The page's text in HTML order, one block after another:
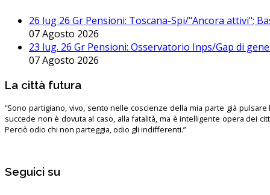
26 lug 26 Gr Pensioni: Toscana-Spi/"Ancora attivi";
07 Agosto 2026
23 lug. 26 Gr Pensioni: Osservatorio Inps/Gap di
07 Agosto 2026
La città futura
“Sono partigiano, vivo, sento nelle coscienze della mia parte già pulsare
succede non è dovuta al caso, alla fatalità, ma è intelligente opera dei
Perciò odio chi non parteggia, odio gli indifferenti.”
Seguici su